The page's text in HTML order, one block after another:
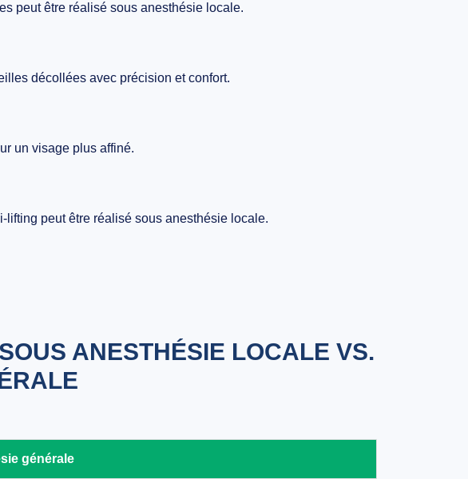
peut être réalisé sous anesthésie locale.
décollées avec précision et confort.
un visage plus affiné.
peut être réalisé sous anesthésie locale.
ANESTHÉSIE LOCALE VS.
générale